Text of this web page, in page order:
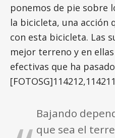
ponemos de pie sobre
la bicicleta, una acción
con esta bicicleta. Las
mejor terreno y en
efectivas que ha
Bajando
que sea el